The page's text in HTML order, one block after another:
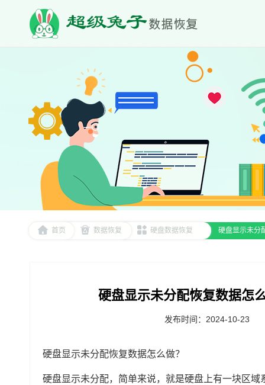
首页 数据恢复 硬盘数据恢复 硬盘显示未分
硬盘显示未分配恢复数据怎
发布时间：2024-10-23
硬盘显示未分配恢复数据怎么做？
硬盘显示未分配，简单来说，就是硬盘上有一块区